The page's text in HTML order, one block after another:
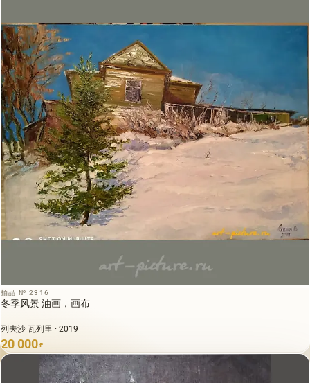
拍品 № 2316
冬季风景 油画，画布
列夫沙 瓦列里 · 2019
20 000 ₽